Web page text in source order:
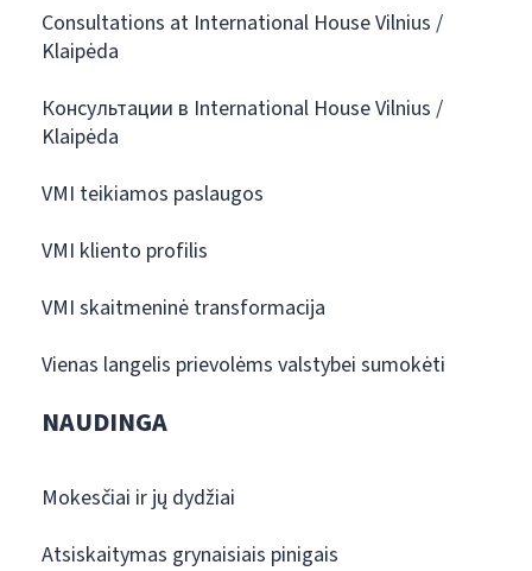
Consultations at International House Vilnius /
Klaipėda
Консультации в International House Vilnius /
Klaipėda
VMI teikiamos paslaugos
VMI kliento profilis
VMI skaitmeninė transformacija
Vienas langelis prievolėms valstybei sumokėti
NAUDINGA
Mokesčiai ir jų dydžiai
Atsiskaitymas grynaisiais pinigais